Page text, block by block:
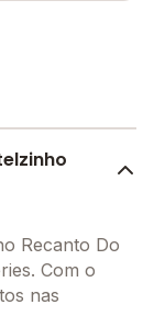
Recanto Do
Com o
nas